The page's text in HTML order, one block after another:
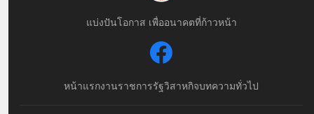
แบ่งปันโอกาส เพื่ออนาคตที่ก้าวหน้า
หน้าแรกงานราชการรัฐวิสาหกิจบทความทั่วไป